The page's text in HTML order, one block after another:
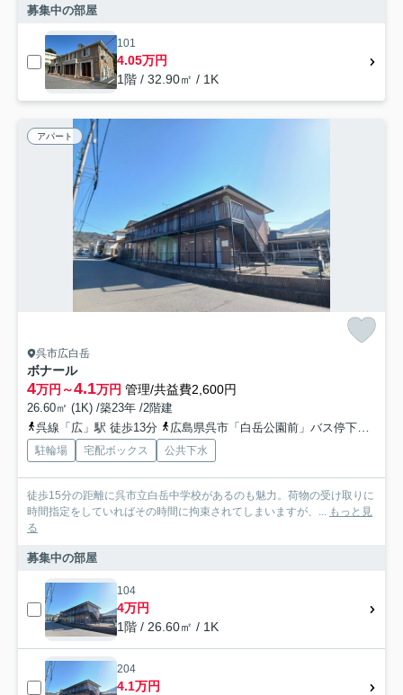
募集中の部屋
101
4.05万円
1階 / 32.90㎡ / 1K
アパート
呉市広白岳
ボナール
4万円～4.1万円 管理/共益費2,600円
26.60㎡ (1K) /築23年 /2階建
呉線「広」駅 徒歩13分
広島県呉市「白岳公園前」バス停下車 徒歩4分
駐輪場 宅配ボックス 公共下水
徒歩15分の距離に呉市立白岳中学校があるのも魅力。荷物の受け取りに
時間指定をしていればその時間に拘束されてしまいますが、... もっと見
る
募集中の部屋
104
4万円
1階 / 26.60㎡ / 1K
204
4.1万円